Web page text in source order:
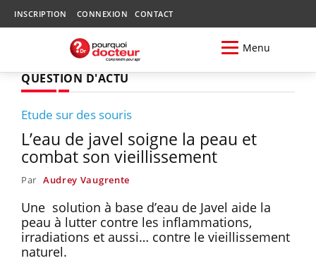
INSCRIPTION CONNEXION CONTACT
Menu
QUESTION D'ACTU
Etude sur des souris
L’eau de javel soigne la peau et
combat son vieillissement
Par Audrey Vaugrente
Une solution à base d’eau de Javel aide la
peau à lutter contre les inflammations,
irradiations et aussi… contre le vieillissement
naturel.